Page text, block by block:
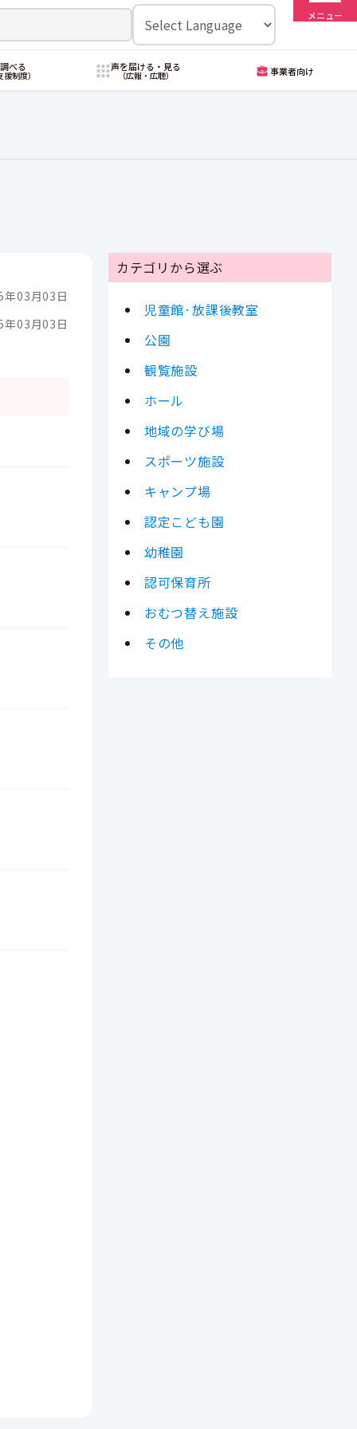
メニュー
べる
援制度）
声を届ける・見る
（広報・広聴） 事業者向け
年03月03日
年03月03日
カテゴリから選ぶ
児童館·放課後教室
公園
観覧施設
ホール
地域の学び場
スポーツ施設
キャンプ場
認定こども園
幼稚園
認可保育所
おむつ替え施設
その他